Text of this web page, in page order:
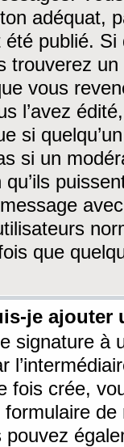
adéquat,
publié. Si
trouverez
vous
l’avez
si
si un
que
je ajouter
signature à
fois crée,
formulaire de
pouvez